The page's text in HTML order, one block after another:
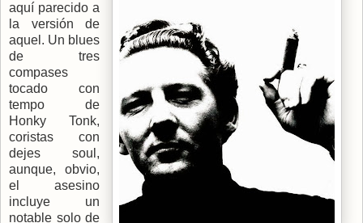
aquí parecido a
la versión de
aquel. Un blues
de tres
compases
tocado con
tempo de
Honky Tonk,
coristas con
dejes soul,
aunque, obvio,
el asesino
incluye un
notable solo de